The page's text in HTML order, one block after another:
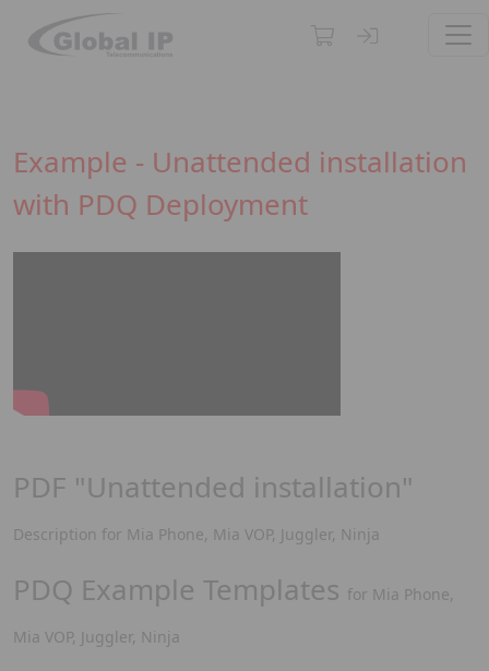
Example - Unattended installation
with PDQ Deployment
PDF "Unattended installation"
Description for Mia Phone, Mia VOP, Juggler, Ninja
PDQ Example Templates for Mia Phone,
Mia VOP, Juggler, Ninja